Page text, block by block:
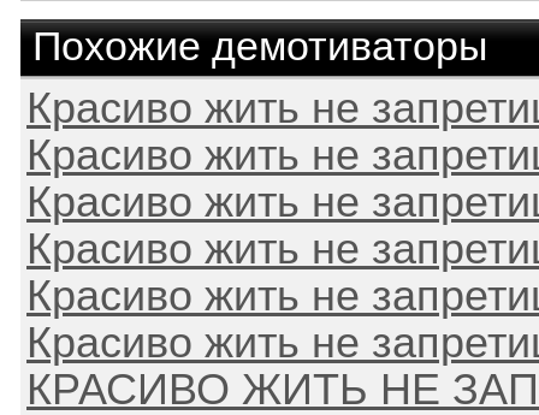
Похожие демотиваторы
Красиво жить не
Красиво жить не
Красиво жить не
Красиво жить не
Красиво жить не
Красиво жить не
КРАСИВО ЖИТЬ НЕ